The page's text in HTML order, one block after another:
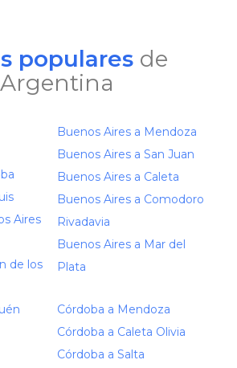
populares de
Argentina
Aires
de los
Buenos Aires a Mendoza
Buenos Aires a San Juan
Buenos Aires a Caleta
Buenos Aires a Comodoro
Rivadavia
Buenos Aires a Mar del
Plata
Córdoba a Mendoza
Córdoba a Caleta Olivia
Córdoba a Salta